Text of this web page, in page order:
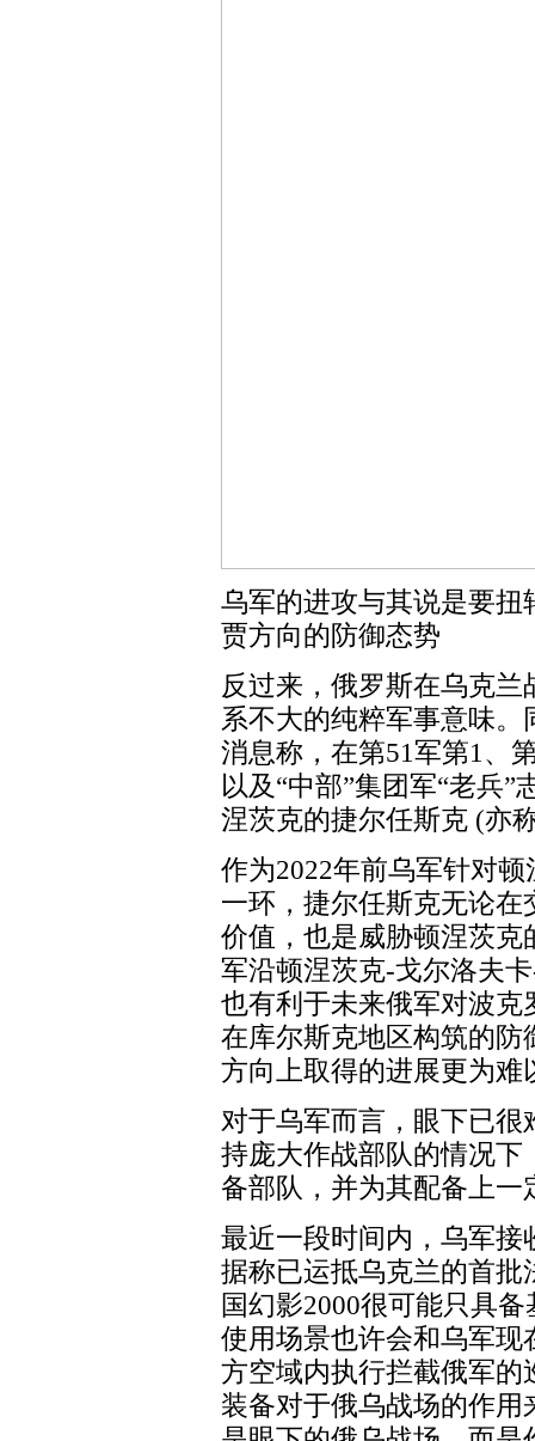
乌军的进攻与其说是要
贾方向的防御态势
反过来，俄罗斯在乌克
系不大的纯粹军事意味
消息称，在第51军第1、
以及“中部”集团军“老兵
涅茨克的捷尔任斯克 (亦
作为2022年前乌军针对
一环，捷尔任斯克无论
价值，也是威胁顿涅茨
军沿顿涅茨克-戈尔洛夫
也有利于未来俄军对波
在库尔斯克地区构筑的
方向上取得的进展更为难
对于乌军而言，眼下已很
持庞大作战部队的情况
备部队，并为其配备上
最近一段时间内，乌军
据称已运抵乌克兰的首批
国幻影2000很可能只具
使用场景也许会和乌军现
方空域内执行拦截俄军
装备对于俄乌战场的作用